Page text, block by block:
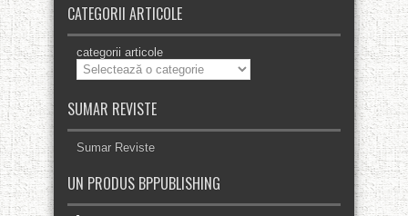
CATEGORII ARTICOLE
categorii articole
SUMAR REVISTE
Sumar Reviste
UN PRODUS BPPUBLISHING